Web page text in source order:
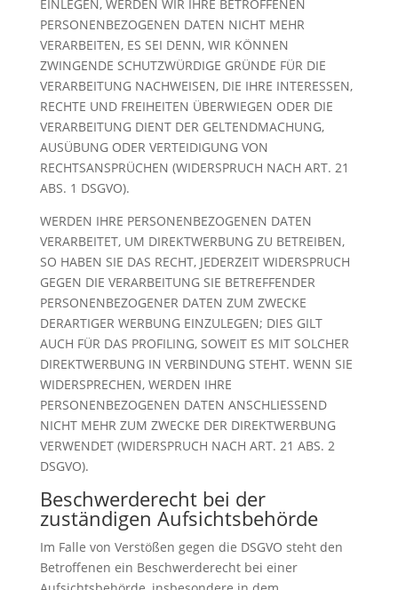
EINLEGEN, WERDEN WIR IHRE BETROFFENEN
PERSONENBEZOGENEN DATEN NICHT MEHR
VERARBEITEN, ES SEI DENN, WIR KÖNNEN
ZWINGENDE SCHUTZWÜRDIGE GRÜNDE FÜR DIE
VERARBEITUNG NACHWEISEN, DIE IHRE INTERESSEN,
RECHTE UND FREIHEITEN ÜBERWIEGEN ODER DIE
VERARBEITUNG DIENT DER GELTENDMACHUNG,
AUSÜBUNG ODER VERTEIDIGUNG VON
RECHTSANSPRÜCHEN (WIDERSPRUCH NACH ART. 21
ABS. 1 DSGVO).
WERDEN IHRE PERSONENBEZOGENEN DATEN
VERARBEITET, UM DIREKTWERBUNG ZU BETREIBEN,
SO HABEN SIE DAS RECHT, JEDERZEIT WIDERSPRUCH
GEGEN DIE VERARBEITUNG SIE BETREFFENDER
PERSONENBEZOGENER DATEN ZUM ZWECKE
DERARTIGER WERBUNG EINZULEGEN; DIES GILT
AUCH FÜR DAS PROFILING, SOWEIT ES MIT SOLCHER
DIREKTWERBUNG IN VERBINDUNG STEHT. WENN SIE
WIDERSPRECHEN, WERDEN IHRE
PERSONENBEZOGENEN DATEN ANSCHLIESSEND
NICHT MEHR ZUM ZWECKE DER DIREKTWERBUNG
VERWENDET (WIDERSPRUCH NACH ART. 21 ABS. 2
DSGVO).
Beschwerde­recht bei der
zuständigen Aufsichts­behörde
Im Falle von Verstößen gegen die DSGVO steht den
Betroffenen ein Beschwerderecht bei einer